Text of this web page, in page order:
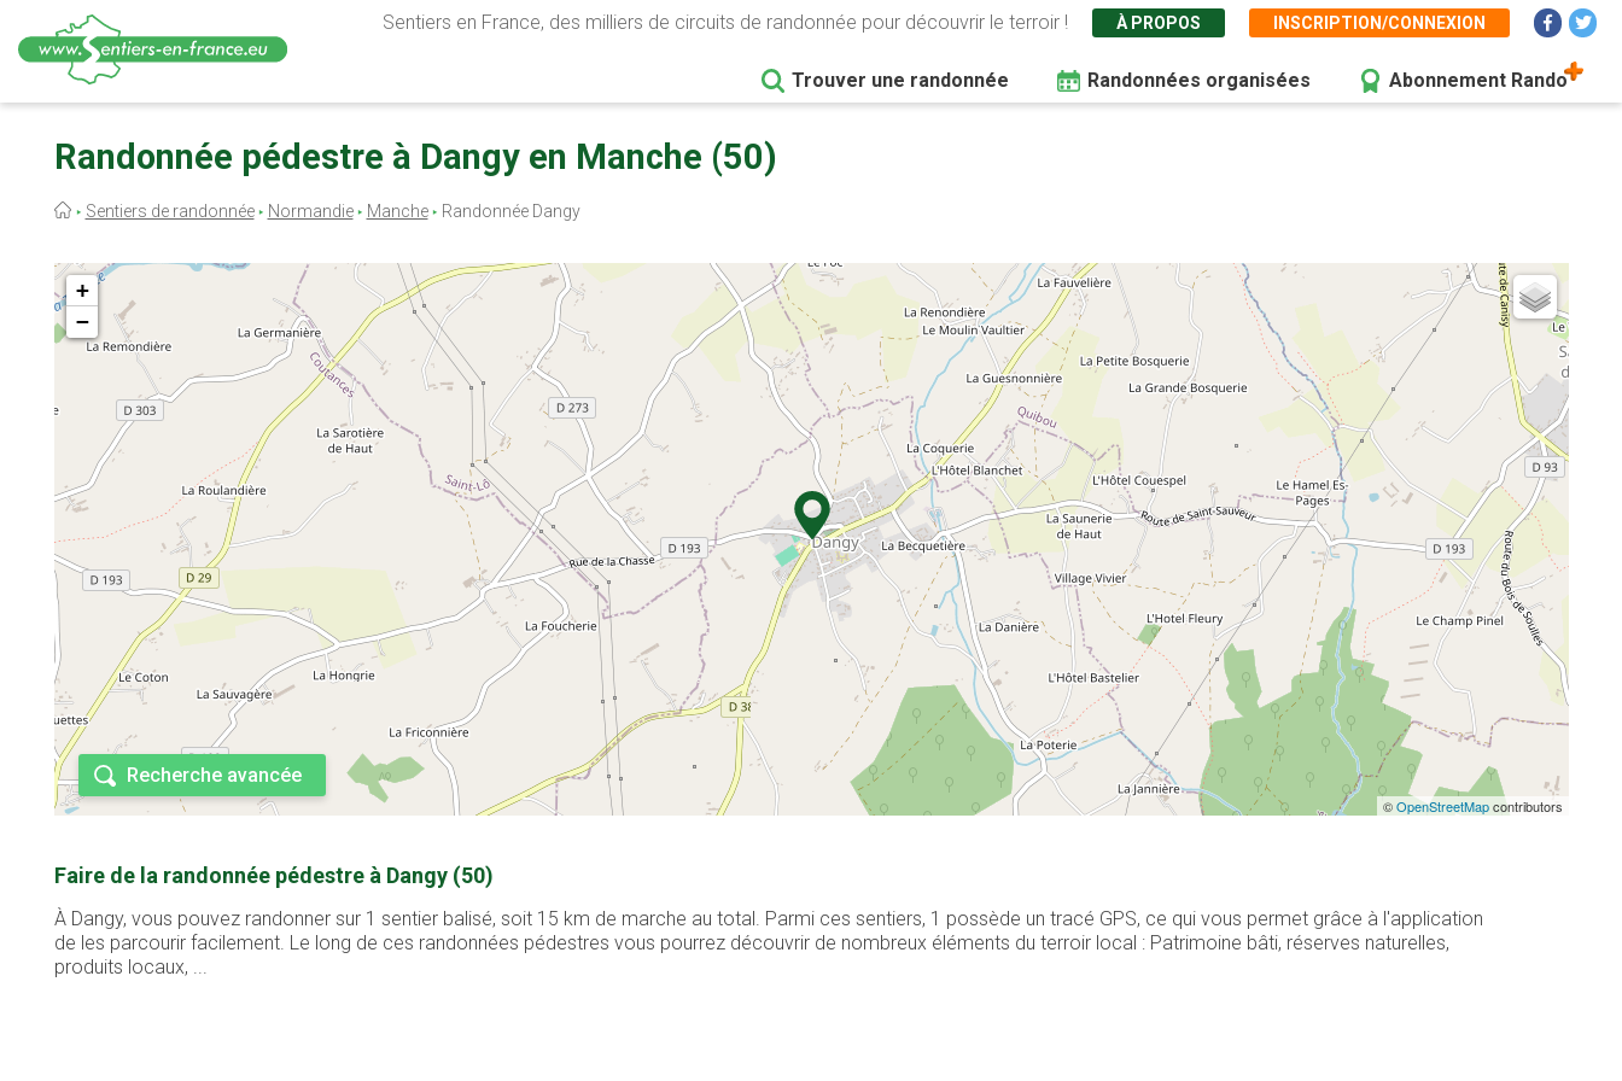
contenu
Sentiers en France, des milliers de circuits de randonnée pour découvrir le terroir ! À PROPOS INSCRIPTION/CONNEXION
Trouver une randonnée Randonnées organisées Abonnement Rando
Randonnée pédestre à Dangy en Manche (50)
Fil
Sentiers de randonnée Normandie Manche Randonnée Dangy
+
−
©OpenStreetMapcontributors
Recherche avancée
Faire de la randonnée pédestre à Dangy (50)
À Dangy, vous pouvez randonner sur 1 sentier balisé, soit 15 km de marche au total. Parmi ces sentiers, 1 possède un tracé GPS, ce qui vous permet grâce à l'application
de les parcourir facilement. Le long de ces randonnées pédestres vous pourrez découvrir de nombreux éléments du terroir local : Patrimoine bâti, réserves naturelles,
produits locaux, ...